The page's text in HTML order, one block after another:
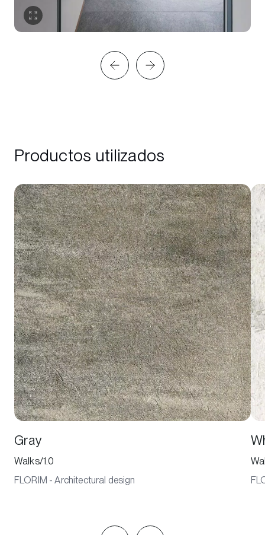
Productos utilizados
Gray
Walks/1.0
FLORIM - Architectural design